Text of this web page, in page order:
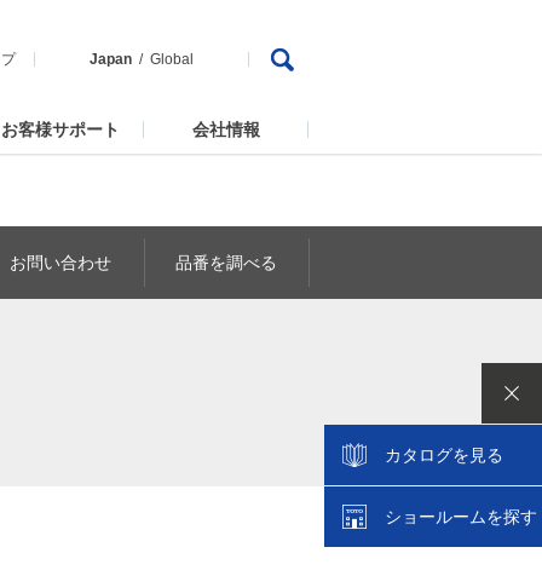
Japan Global
お客様サポート 会社情報
お問い合わせ 品番を調べる
カタログを見る
ショールームを探す